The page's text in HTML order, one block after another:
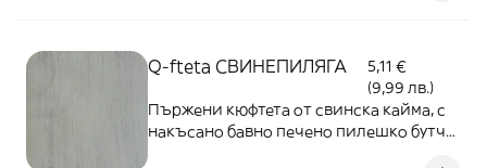
Q-fteta СВИНЕПИЛЯГА
5,11 €
(9,99 лв.)
Пържени кюфтета от свинска кайма, с
накъсано бавно печено пилешко бутче,